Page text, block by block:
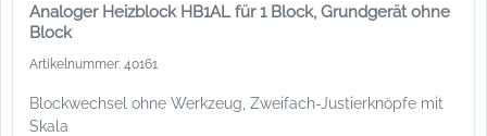
Analoger Heizblock HB1AL für 1 Block, Grundgerät ohne
Block
Artikelnummer: 40161
Blockwechsel ohne Werkzeug, Zweifach-Justierknöpfe mit
Skala